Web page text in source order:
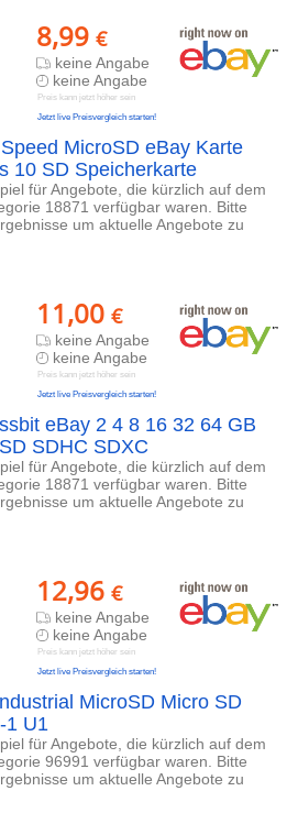
8,99 €
keine Angabe
keine Angabe
Preis kann jetzt höher sein
Jetzt live Preisvergleich starten!
MicroSD eBay Karte
10 SD Speicherkarte
für Angebote, die kürzlich auf dem
18871 verfügbar waren. Bitte
um aktuelle Angebote zu
11,00 €
keine Angabe
keine Angabe
Preis kann jetzt höher sein
Jetzt live Preisvergleich starten!
eBay 2 4 8 16 32 64 GB
SDHC SDXC
für Angebote, die kürzlich auf dem
18871 verfügbar waren. Bitte
um aktuelle Angebote zu
12,96 €
keine Angabe
keine Angabe
Preis kann jetzt höher sein
Jetzt live Preisvergleich starten!
MicroSD Micro SD
1 U1
für Angebote, die kürzlich auf dem
96991 verfügbar waren. Bitte
um aktuelle Angebote zu